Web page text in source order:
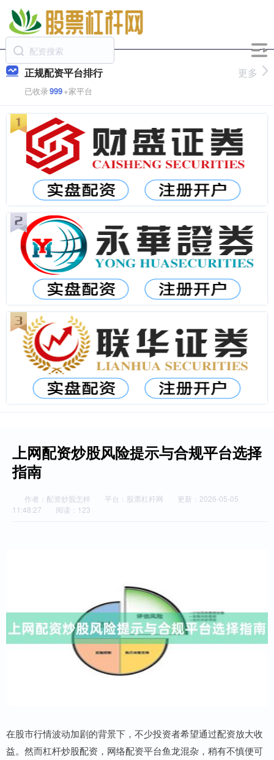
正规配资平台排行
已收录999+家平台
更多
上网配资炒股风险提示与合规平台选择
指南
作者：配资炒股怎样 平台：股票杠杆网
更新：2026-05-05
11:48:27
阅读：123
在股市行情波动加剧的背景下，不少投资者希望通过配资放大收
益。然而杠杆炒股配资，网络配资平台鱼龙混杂，稍有不慎便可